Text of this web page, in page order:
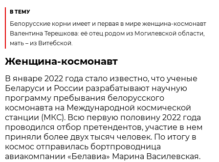
В ТЕМУ
Белорусские корни имеет и первая в мире женщина-космонавт
Валентина Терешкова: её отец родом из Могилевской области,
мать – из Витебской.
Женщина-космонавт
В январе 2022 года стало известно, что ученые
Беларуси и России разрабатывают научную
программу пребывания белорусского
космонавта на Международной космической
станции (МКС). Всю первую половину 2022 года
проводился отбор претендентов, участие в нем
приняли более двух тысяч человек. По итогу в
космос отправилась бортпроводница
авиакомпании «Белавиа» Марина Василевская.